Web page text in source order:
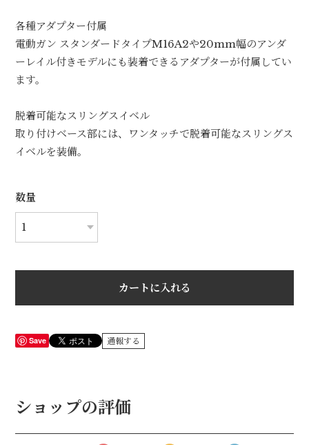
各種アダプター付属
電動ガン スタンダードタイプM16A2や20mm幅のアンダ
ーレイル付きモデルにも装着できるアダプターが付属してい
ます。
脱着可能なスリングスイベル
取り付けベース部には、ワンタッチで脱着可能なスリングス
イベルを装備。
数量
カートに入れる
Save 通報する
ショップの評価